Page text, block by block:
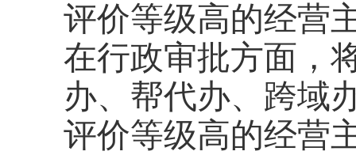
评价等级高的经营
在行政审批方面，
办、帮代办、跨域
评价等级高的经营